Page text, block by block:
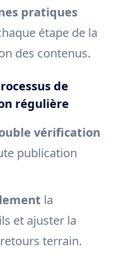
pratiques
étape de la
des contenus.
de
régulière
vérification
publication
la
et ajuster la
terrain.